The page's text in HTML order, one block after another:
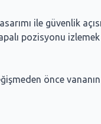
ile güvenlik
pozisyonu
önce vananın